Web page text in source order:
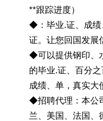
**跟踪进度）
◆：毕业.证、成绩
证。让您回国发展
◆可以提供钢印、
的毕业.证、百分
成绩、单，真实大
◆招聘代理：本公
兰、美国、法国、